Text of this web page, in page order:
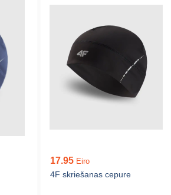
17.95 Eiro
4F skriešanas cepure